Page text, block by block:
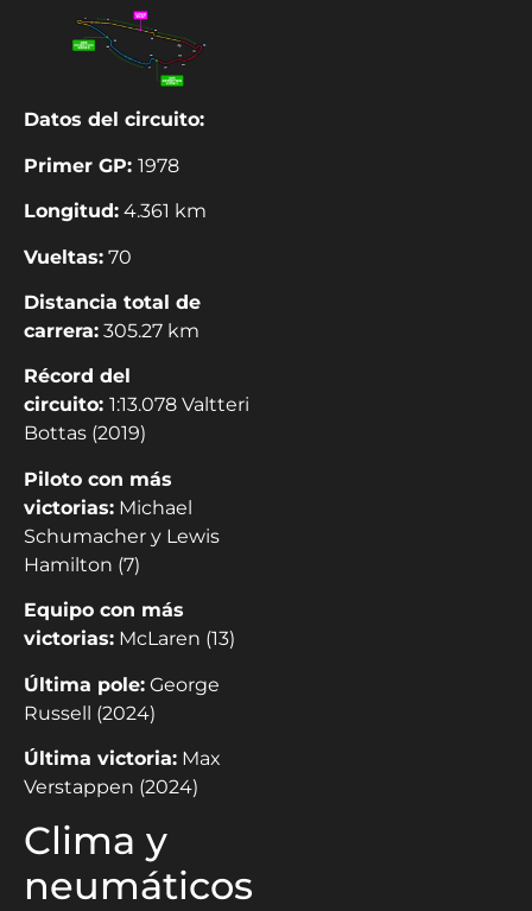
Datos del circuito:
Primer GP: 1978
Longitud: 4.361 km
Vueltas: 70
Distancia total de
carrera: 305.27 km
Récord del
circuito: 1:13.078 Valtteri
Bottas (2019)
Piloto con más
victorias: Michael
Schumacher y Lewis
Hamilton (7)
Equipo con más
victorias: McLaren (13)
Última pole: George
Russell (2024)
Última victoria: Max
Verstappen (2024)
Clima y
neumáticos